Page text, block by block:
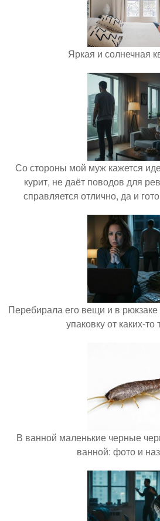
Яркая и солнечная
Со стороны мой муж кажется
курит, не даёт поводов для
справляется отлично, да и
Перебирала его вещи и в рюкзаке
упаковку от каких-то
В ванной маленькие черные
ванной: фото и